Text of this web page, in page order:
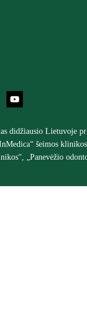
didžiausio Lietuvoje
šeimos
„Panevėžio